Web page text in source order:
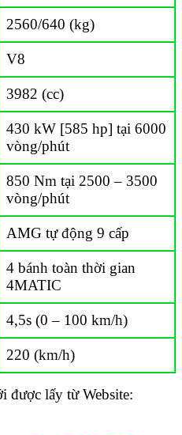
2560/640 (kg)
V8
3982 (cc)
430 kW [585 hp] tại 6000
vòng/phút
850 Nm tại 2500 – 3500
vòng/phút
AMG tự động 9 cấp
4 bánh toàn thời gian
4MATIC
4,5s (0 – 100 km/h)
220 (km/h)
được lấy từ Website: